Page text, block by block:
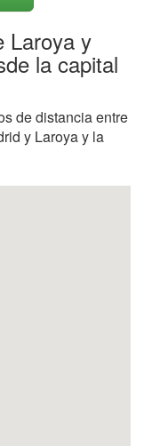
Laroya y
la capital
de distancia entre
y Laroya y la